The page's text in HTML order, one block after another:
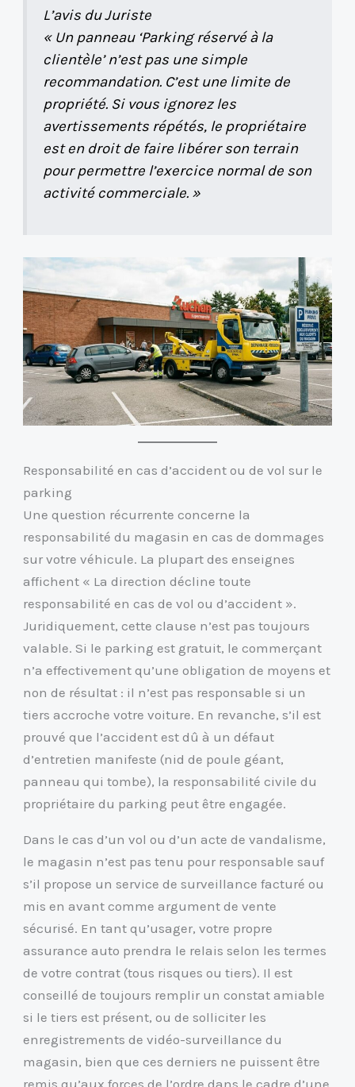
L’avis du Juriste
« Un panneau ‘Parking réservé à la
clientèle’ n’est pas une simple
recommandation. C’est une limite de
propriété. Si vous ignorez les
avertissements répétés, le propriétaire
est en droit de faire libérer son terrain
pour permettre l’exercice normal de son
activité commerciale. »
Responsabilité en cas d’accident ou de vol sur le
parking
Une question récurrente concerne la
responsabilité du magasin en cas de dommages
sur votre véhicule. La plupart des enseignes
affichent « La direction décline toute
responsabilité en cas de vol ou d’accident ».
Juridiquement, cette clause n’est pas toujours
valable. Si le parking est gratuit, le commerçant
n’a effectivement qu’une obligation de moyens et
non de résultat : il n’est pas responsable si un
tiers accroche votre voiture. En revanche, s’il est
prouvé que l’accident est dû à un défaut
d’entretien manifeste (nid de poule géant,
panneau qui tombe), la responsabilité civile du
propriétaire du parking peut être engagée.
Dans le cas d’un vol ou d’un acte de vandalisme,
le magasin n’est pas tenu pour responsable sauf
s’il propose un service de surveillance facturé ou
mis en avant comme argument de vente
sécurisé. En tant qu’usager, votre propre
assurance auto prendra le relais selon les termes
de votre contrat (tous risques ou tiers). Il est
conseillé de toujours remplir un constat amiable
si le tiers est présent, ou de solliciter les
enregistrements de vidéo-surveillance du
magasin, bien que ces derniers ne puissent être